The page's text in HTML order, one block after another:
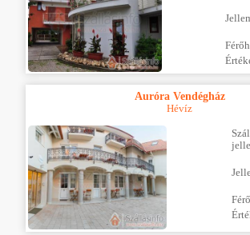
Auróra Vendégház
Hévíz